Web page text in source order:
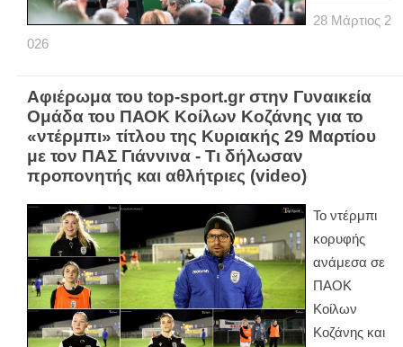
28 Μάρτιος 2
026
Αφιέρωμα του top-sport.gr στην Γυναικεία
Ομάδα του ΠΑΟΚ Κοίλων Κοζάνης για το
«ντέρμπι» τίτλου της Κυριακής 29 Μαρτίου
με τον ΠΑΣ Γιάννινα - Τι δήλωσαν
προπονητής και αθλήτριες (video)
Το ντέρμπι
κορυφής
ανάμεσα σε
ΠΑΟΚ
Κοίλων
Κοζάνης και